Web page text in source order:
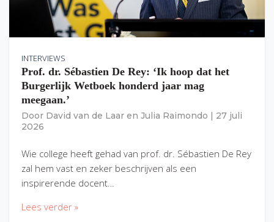
INTERVIEWS
Prof. dr. Sébastien De Rey: ‘Ik hoop dat het
Burgerlijk Wetboek honderd jaar mag
meegaan.’
Door David van de Laar en Julia Raimondo
27 juli
2026
Wie college heeft gehad van prof. dr. Sébastien De Rey
zal hem vast en zeker beschrijven als een
inspirerende docent…
Lees verder »